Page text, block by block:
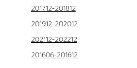
201712-201812
201912-202012
202112-202212
201606-201612